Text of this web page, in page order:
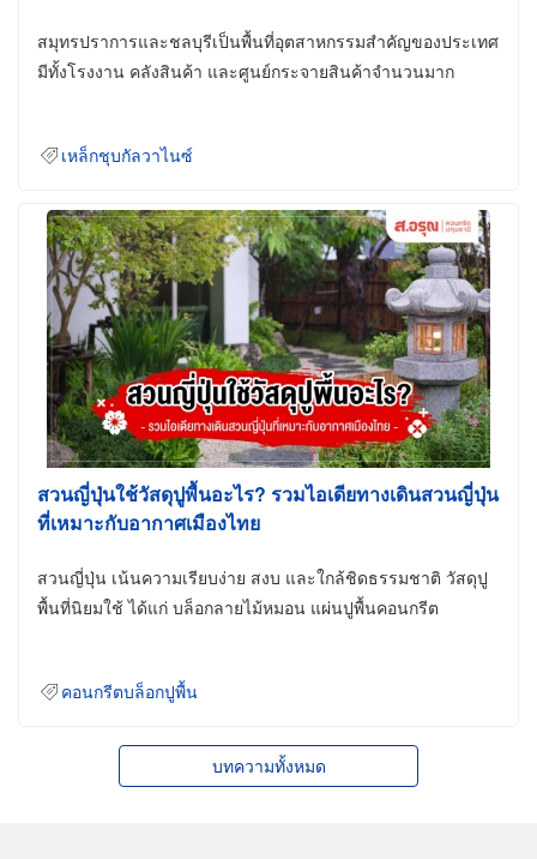
สมุทรปราการและชลบุรีเป็นพื้นที่อุตสาหกรรมสำคัญของประเทศ
มีทั้งโรงงาน คลังสินค้า และศูนย์กระจายสินค้าจำนวนมาก
เหล็กชุบกัลวาไนซ์
สวนญี่ปุ่นใช้วัสดุปูพื้นอะไร? รวมไอเดียทางเดินสวนญี่ปุ่น
ที่เหมาะกับอากาศเมืองไทย
สวนญี่ปุ่น เน้นความเรียบง่าย สงบ และใกล้ชิดธรรมชาติ วัสดุปู
พื้นที่นิยมใช้ ได้แก่ บล็อกลายไม้หมอน แผ่นปูพื้นคอนกรีต
คอนกรีตบล็อกปูพื้น
บทความทั้งหมด